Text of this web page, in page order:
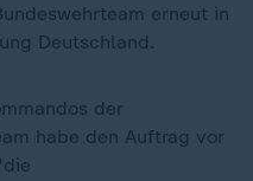
erneut in
Deutschland.
der
habe den Auftrag vor